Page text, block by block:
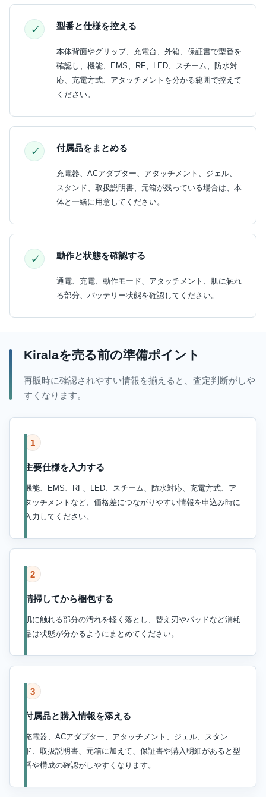
型番と仕様を控える
本体背面やグリップ、充電台、外箱、保証書で型番を
確認し、機能、EMS、RF、LED、スチーム、防水対
応、充電方式、アタッチメントを分かる範囲で控えて
ください。
付属品をまとめる
充電器、ACアダプター、アタッチメント、ジェル、
スタンド、取扱説明書、元箱が残っている場合は、本
体と一緒に用意してください。
動作と状態を確認する
通電、充電、動作モード、アタッチメント、肌に触れ
る部分、バッテリー状態を確認してください。
Kiralaを売る前の準備ポイント
再販時に確認されやすい情報を揃えると、査定判断がしや
すくなります。
1
主要仕様を入力する
機能、EMS、RF、LED、スチーム、防水対応、充電方式、ア
タッチメントなど、価格差につながりやすい情報を申込み時に
入力してください。
2
清掃してから梱包する
肌に触れる部分の汚れを軽く落とし、替え刃やパッドなど消耗
品は状態が分かるようにまとめてください。
3
付属品と購入情報を添える
充電器、ACアダプター、アタッチメント、ジェル、スタン
ド、取扱説明書、元箱に加えて、保証書や購入明細があると型
番や構成の確認がしやすくなります。